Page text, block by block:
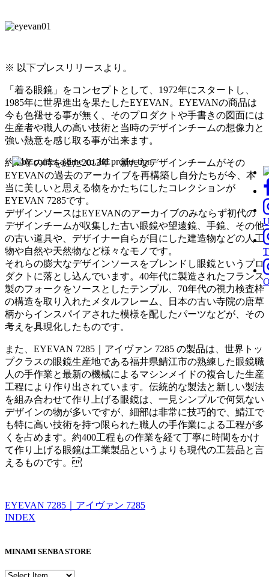
T
※ 以下プレスリリースより。
「着る眼鏡」をコンセプトとして、1972年にスタートし、
1985年に世界進出を果たしたEYEVAN。EYEVANの商品は
今も色褪せる事が無く、そのプロダクトや手書きの図面には
生産者や職人の高い技術と当時のデザインチームの想像力と
強い熱意を感じ取る事が出来ます。
約40年の時を経た2013年、新たなデザインチームがその
EYEVANの過去のアーカイブを再構築し自分たちが今、本
当に美しいと思える物をかたちにしたコレクションが
EYEVAN 7285です。
デザインソースはEYEVANのアーカイブのみならず初代の
デザインチームが収集した古い眼鏡や望遠鏡、手鏡、その他
の古い道具や、デザイナー自らが目にした建造物などの人工
物や自然や天然物など様々なモノです。
それらの膨大なデザインソースをブレンドし眼鏡というプロ
ダクトに落とし込んでいます。40年代に製造されたフランス
製のフォークをソースとしたテンプル、70年代の視力検査枠
の構造を取り入れたメタルフレーム、日本の古い寺院の唐草
柄からインスパイアされた模様を配したパーツなどが、その
考えを具現化したものです。
また、EYEVAN 7285｜アイヴァン 7285 の製品は、世界トッ
プクラスの眼鏡生産地である福井県鯖江市の熟練した眼鏡職
人の手作業と最新の機械によるマシンメイドの複合した生産
工程により作り出されています。伝統的な製法と新しい製法
を組み合わせて作り上げる眼鏡は、一見シンプルで何気ない
デザインの物が多いですが、細部は非常に技巧的で、鯖江で
も特に高い技術を持つ限られた職人の手作業による工程が多
くを占めます。約400工程もの作業を経て丁寧に時間をかけ
て作り上げる眼鏡は工業製品というよりも現代の工芸品と言
えるものです。 
EYEVAN 7285｜アイヴァン 7285
INDEX
MINAMI SENBA STORE